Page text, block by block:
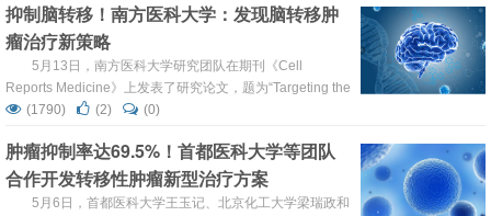
日在上海召开。 本届大会由复旦大学附属肿瘤医院、中国
抗癌协会肿瘤异质性与个体化治疗专业委员会、中国抗癌协
抑制脑转移！南方医科大学：发现脑转移肿
瘤治疗新策略
5月13日，南方医科大学研究团队在期刊《Cell
Reports Medicine》上发表了研究论文，题为“Targeting the
HSP47-collagen axis inhibits brain metastasis by
tumor immunity”。本文中，研究人员...
(1790) (2) (0)
肿瘤抑制率达69.5%！首都医科大学等团队
合作开发转移性肿瘤新型治疗方案
5月6日，首都医科大学王玉记、北京化工大学梁瑞政和